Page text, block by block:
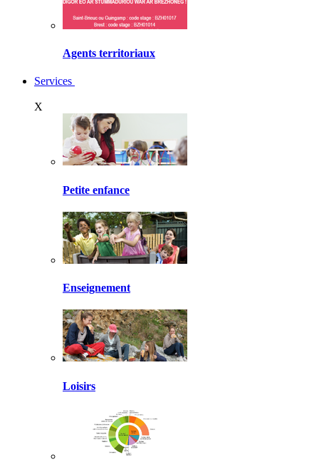
Agents territoriaux
Services
X
Petite enfance
Enseignement
Loisirs